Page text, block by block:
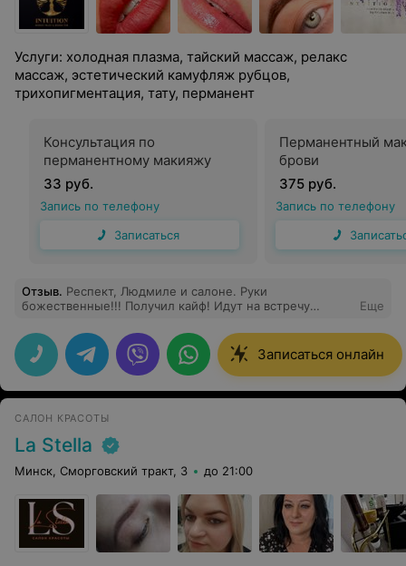
Услуги: холодная плазма, тайский массаж, релакс
массаж, эстетический камуфляж рубцов,
трихопигментация, тату, перманент
Консультация по
перманентному макияжу
33 руб.
Запись по телефону
Записаться
Перманентный
брови
375 руб.
Запись по телефону
Отзыв. Респект, Людмиле и салоне. Руки
божественные!!! Получил кайф! Идут на встречу
дальше на сеансах! Девочки, Вам успехов!!!
Рекомендую всем!!!
Еще
Записаться онлайн
САЛОН КРАСОТЫ
La Stella
Минск, Сморговский тракт, 3 до 21:00